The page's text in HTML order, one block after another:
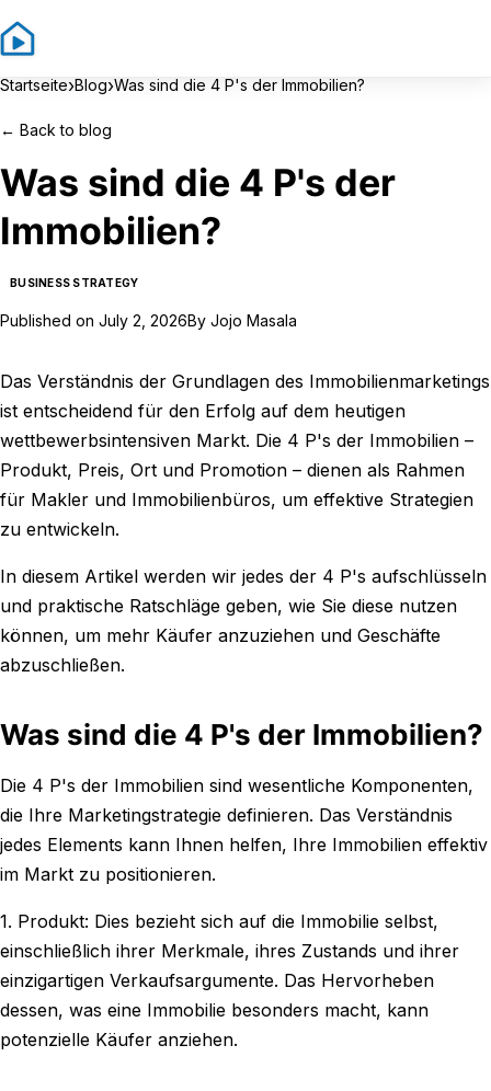
Startseite›Blog›Was sind die 4 P's der Immobilien?
← Back to blog
Was sind die 4 P's der
Immobilien?
BUSINESS STRATEGY
Published on July 2, 2026By Jojo Masala
Das Verständnis der Grundlagen des Immobilienmarketings
ist entscheidend für den Erfolg auf dem heutigen
wettbewerbsintensiven Markt. Die 4 P's der Immobilien –
Produkt, Preis, Ort und Promotion – dienen als Rahmen
für Makler und Immobilienbüros, um effektive Strategien
zu entwickeln.
In diesem Artikel werden wir jedes der 4 P's aufschlüsseln
und praktische Ratschläge geben, wie Sie diese nutzen
können, um mehr Käufer anzuziehen und Geschäfte
abzuschließen.
Was sind die 4 P's der Immobilien?
Die 4 P's der Immobilien sind wesentliche Komponenten,
die Ihre Marketingstrategie definieren. Das Verständnis
jedes Elements kann Ihnen helfen, Ihre Immobilien effektiv
im Markt zu positionieren.
1. Produkt: Dies bezieht sich auf die Immobilie selbst,
einschließlich ihrer Merkmale, ihres Zustands und ihrer
einzigartigen Verkaufsargumente. Das Hervorheben
dessen, was eine Immobilie besonders macht, kann
potenzielle Käufer anziehen.